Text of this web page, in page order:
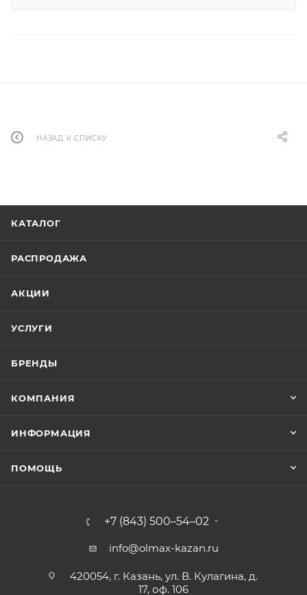
НАЗАД К СПИСКУ
КАТАЛОГ
РАСПРОДАЖА
АКЦИИ
УСЛУГИ
БРЕНДЫ
КОМПАНИЯ
ИНФОРМАЦИЯ
ПОМОЩЬ
+7 (843) 500–54–02
info@olmax-kazan.ru
420054, г. Казань, ул. В. Кулагина, д.
17, оф. 106